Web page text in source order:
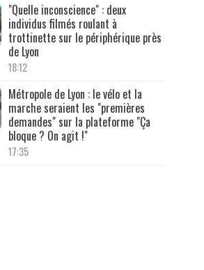
"Quelle inconscience" : deux
individus filmés roulant à
trottinette sur le périphérique près
de Lyon
18:12
Métropole de Lyon : le vélo et la
marche seraient les "premières
demandes" sur la plateforme "Ça
bloque ? On agit !"
17:35